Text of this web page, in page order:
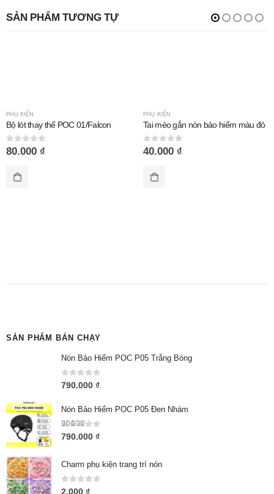
SẢN PHẨM TƯƠNG TỰ
PHỤ KIỆN
Bộ lót thay thế POC 01/Falcon
0out of 5
80.000 ₫
PHỤ KIỆN
Tai mèo gắn nón bảo hiểm màu đỏ
0out of 5
40.000 ₫
SẢN PHẨM BÁN CHẠY
Nón Bảo Hiểm POC P05 Trắng Bóng
0out of 5
790.000 ₫
Nón Bảo Hiểm POC P05 Đen Nhám
5.00 out of 5
790.000 ₫
Charm phụ kiện trang trí nón
0 out of 5
2.000 ₫